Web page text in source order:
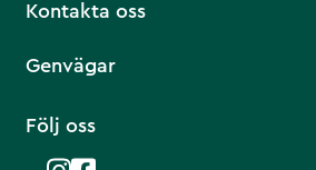
Kontakta oss
Genvägar
Följ oss